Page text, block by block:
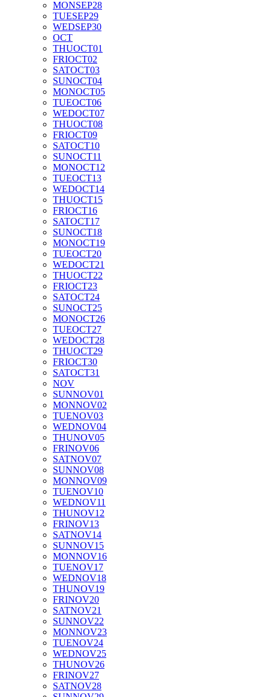
MONSEP28
TUESEP29
WEDSEP30
OCT
THUOCT01
FRIOCT02
SATOCT03
SUNOCT04
MONOCT05
TUEOCT06
WEDOCT07
THUOCT08
FRIOCT09
SATOCT10
SUNOCT11
MONOCT12
TUEOCT13
WEDOCT14
THUOCT15
FRIOCT16
SATOCT17
SUNOCT18
MONOCT19
TUEOCT20
WEDOCT21
THUOCT22
FRIOCT23
SATOCT24
SUNOCT25
MONOCT26
TUEOCT27
WEDOCT28
THUOCT29
FRIOCT30
SATOCT31
NOV
SUNNOV01
MONNOV02
TUENOV03
WEDNOV04
THUNOV05
FRINOV06
SATNOV07
SUNNOV08
MONNOV09
TUENOV10
WEDNOV11
THUNOV12
FRINOV13
SATNOV14
SUNNOV15
MONNOV16
TUENOV17
WEDNOV18
THUNOV19
FRINOV20
SATNOV21
SUNNOV22
MONNOV23
TUENOV24
WEDNOV25
THUNOV26
FRINOV27
SATNOV28